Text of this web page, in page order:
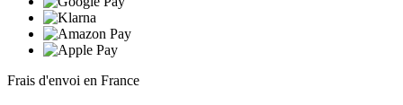
Frais d'envoi en France